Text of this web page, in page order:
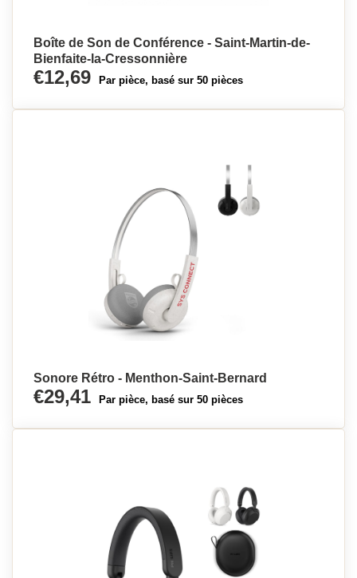
Boîte de Son de Conférence - Saint-Martin-de-
Bienfaite-la-Cressonnière
€12,69 Par pièce, basé sur 50 pièces
Sonore Rétro - Menthon-Saint-Bernard
€29,41 Par pièce, basé sur 50 pièces